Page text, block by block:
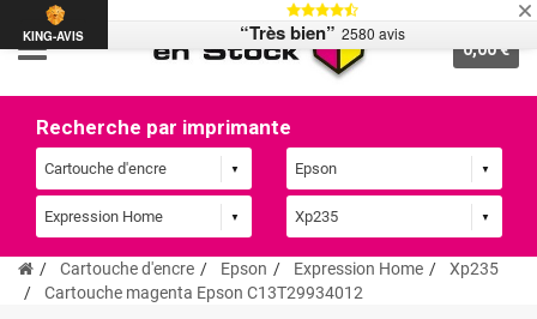
0,00 €
Recherche par imprimante
Cartouche d'encre Epson Expression Home
Xp235
Cartouche magenta Epson C13T29934012
KING-AVIS “Très bien” 2580 avis